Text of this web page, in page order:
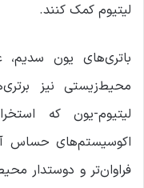
لیتیوم کمک کنند.
باتری‌های یون سدیم،
محیط‌زیستی نیز
لیتیوم-یون که
اکوسیستم‌های حساس
فراوان‌تر و دوستدار